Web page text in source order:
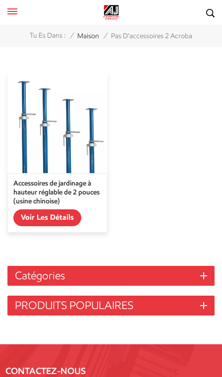
Tu Es Dans : / Maison / Pas D'accessoires 2 Acroba
Accessoires de jardinage à
hauteur réglable de 2 pouces
(usine chinoise)
Voir Les Détails
Catégories
PRODUITS POPULAIRES
CONTACTEZ-NOUS